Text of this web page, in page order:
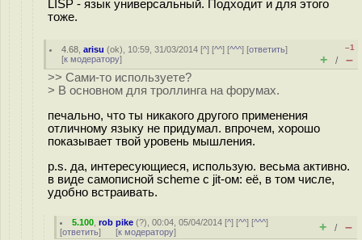
LISP - язык универсальный. Подходит и для этого
тоже.
4.68 ,arisu (ok), 10:59, 31/03/2014 [^] [^^] [^^^] [ответить]
[к модератору]
–1
+ / –
>> Сами-то используете?
> В основном для троллинга на форумах.
печально, что ты никакого другого применения
отличному языку не придумал. впрочем, хорошо
показывает твой уровень мышления.
p.s. да, интересующиеся, использую. весьма активно.
в виде самописной scheme с jit-ом: её, в том числе,
удобно встраивать.
5.100 ,rob pike (?), 00:04, 05/04/2014 [^] [^^] [^^^]
[ответить] [к модератору] + / –